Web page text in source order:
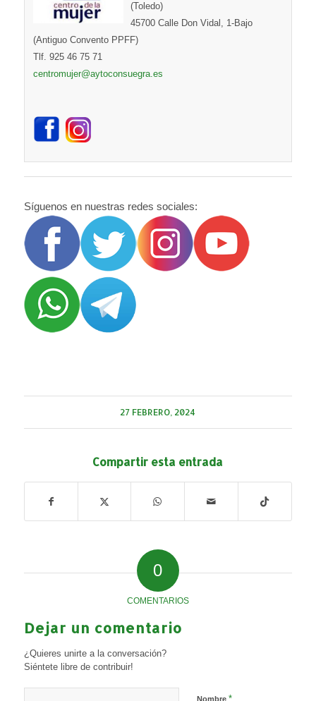
(Toledo)
45700 Calle Don Vidal, 1-Bajo
(Antiguo Convento PPFF)
Tlf. 925 46 75 71
centromujer@aytoconsuegra.es
Síguenos en nuestras redes sociales:
27 FEBRERO, 2024
Compartir esta entrada
0
COMENTARIOS
Dejar un comentario
¿Quieres unirte a la conversación?
Siéntete libre de contribuir!
Nombre *